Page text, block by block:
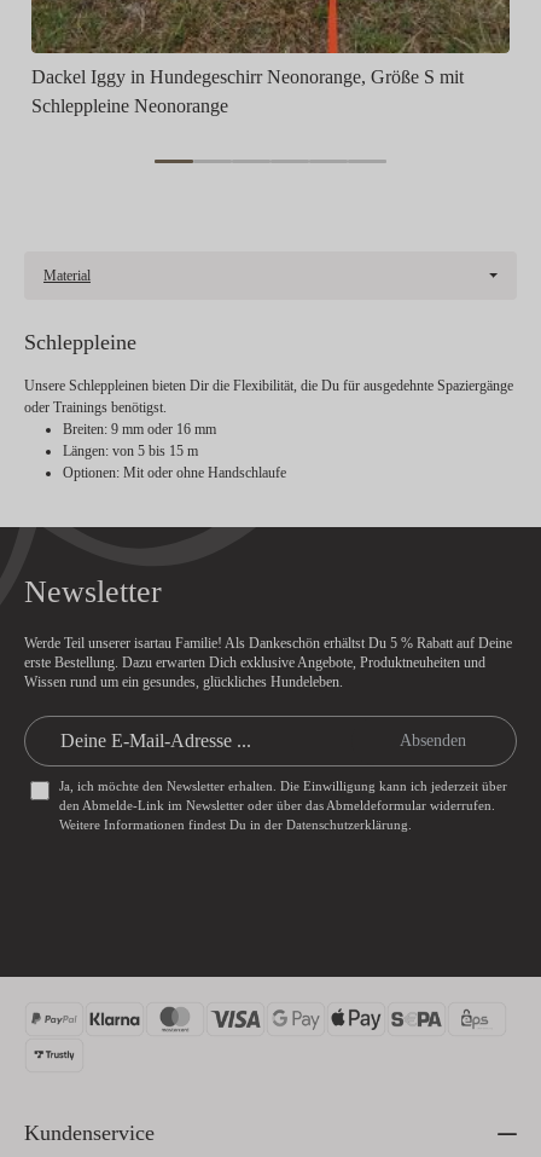
Dackel Iggy in Hundegeschirr Neonorange, Größe S mit
Schleppleine Neonorange
Material
Schleppleine
Unsere Schleppleinen bieten Dir die Flexibilität, die Du für ausgedehnte Spaziergänge
oder Trainings benötigst.
Breiten: 9 mm oder 16 mm
Längen: von 5 bis 15 m
Optionen: Mit oder ohne Handschlaufe
Newsletter
Werde Teil unserer isartau Familie! Als Dankeschön erhältst Du 5 % Rabatt auf Deine
erste Bestellung. Dazu erwarten Dich exklusive Angebote, Produktneuheiten und
Wissen rund um ein gesundes, glückliches Hundeleben.
Absenden
Ja, ich möchte den Newsletter erhalten. Die Einwilligung kann ich jederzeit über
den Abmelde-Link im Newsletter oder über das Abmeldeformularwiderrufen.
Weitere Informationen findest Du in der Datenschutzerklärung
Kundenservice